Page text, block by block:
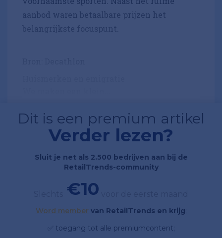
aanbod waren betaalbare prijzen het
belangrijkste focuspunt.
Dit is een premium artikel
Verder lezen?
Sluit je net als 2.500 bedrijven aan bij de
RetailTrends-community
€10
Word member van RetailTrends en krijg;
✅ toegang tot alle premiumcontent;